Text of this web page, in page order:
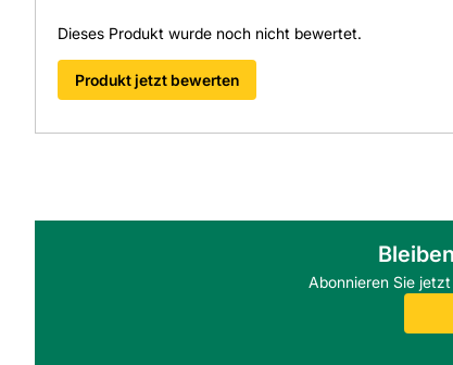
Dieses Produkt wurde noch nicht bewertet.
Produkt jetzt bewerten
Abonnieren Sie